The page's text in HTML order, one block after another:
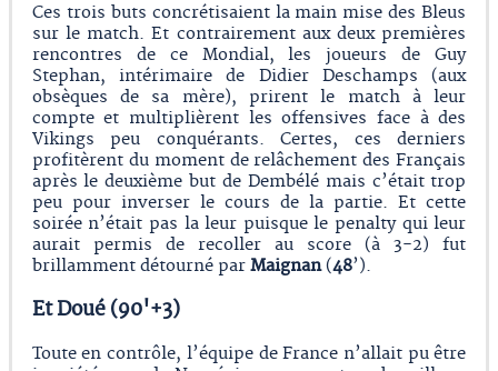
Ces trois buts concrétisaient la main mise des Bleus
sur le match. Et contrairement aux deux premières
rencontres de ce Mondial, les joueurs de Guy
Stephan, intérimaire de Didier Deschamps (aux
obsèques de sa mère), prirent le match à leur
compte et multiplièrent les offensives face à des
Vikings peu conquérants. Certes, ces derniers
profitèrent du moment de relâchement des Français
après le deuxième but de Dembélé mais c’était trop
peu pour inverser le cours de la partie. Et cette
soirée n’était pas la leur puisque le penalty qui leur
aurait permis de recoller au score (à 3-2) fut
brillamment détourné par Maignan(48’).
Et Doué (90'+3)
Toute en contrôle, l’équipe de France n’allait pu être